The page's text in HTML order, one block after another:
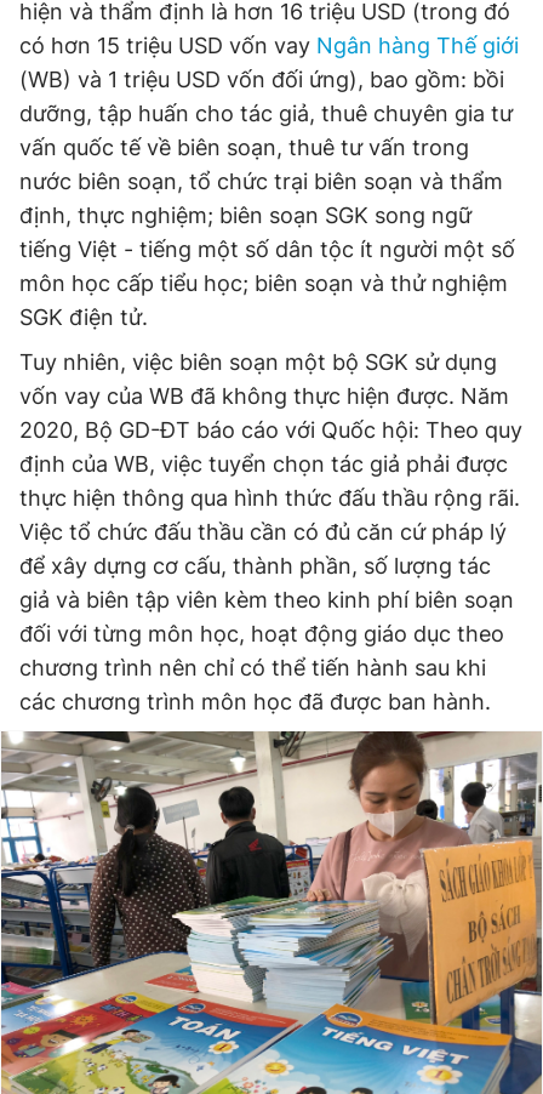
hiện và thẩm định là hơn 16 triệu USD (trong đó
có hơn 15 triệu USD vốn vay Ngân hàng Thế giới
(WB) và 1 triệu USD vốn đối ứng), bao gồm: bồi
dưỡng, tập huấn cho tác giả, thuê chuyên gia tư
vấn quốc tế về biên soạn, thuê tư vấn trong
nước biên soạn, tổ chức trại biên soạn và thẩm
định, thực nghiệm; biên soạn SGK song ngữ
tiếng Việt - tiếng một số dân tộc ít người một số
môn học cấp tiểu học; biên soạn và thử nghiệm
SGK điện tử.
Tuy nhiên, việc biên soạn một bộ SGK sử dụng
vốn vay của WB đã không thực hiện được. Năm
2020, Bộ GD-ĐT báo cáo với Quốc hội: Theo quy
định của WB, việc tuyển chọn tác giả phải được
thực hiện thông qua hình thức đấu thầu rộng rãi.
Việc tổ chức đấu thầu cần có đủ căn cứ pháp lý
để xây dựng cơ cấu, thành phần, số lượng tác
giả và biên tập viên kèm theo kinh phí biên soạn
đối với từng môn học, hoạt động giáo dục theo
chương trình nên chỉ có thể tiến hành sau khi
các chương trình môn học đã được ban hành.